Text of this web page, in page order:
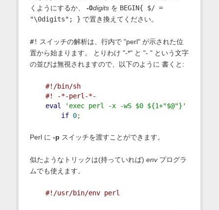
くようにするか、 -0digitsを BEGIN{ $/ =
"\0digits"; } で置き換えてください。
#! スイッチの解析は、行内で "perl" が示された位
置から始まります。 とりわけ "-*" と "- " という文字
の並びは無視されますので、以下のように 書くと:
#!/bin/sh
#! -*-perl-*-
eval
'exec perl -x -wS $0 ${1+"$@"}'
if 0;
Perl に -p スイッチを渡すことができます。
似たようなトリックは(持っていれば) envプログラ
ムでも使えます。
#!/usr/bin/env perl